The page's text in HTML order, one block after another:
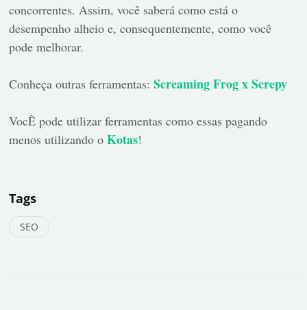
concorrentes. Assim, você saberá como está o
desempenho alheio e, consequentemente, como você
pode melhorar.
Conheça outras ferramentas:Screaming Frog x Screpy
VocÊ pode utilizar ferramentas como essas pagando
menos utilizando oKotas!
Tags
SEO